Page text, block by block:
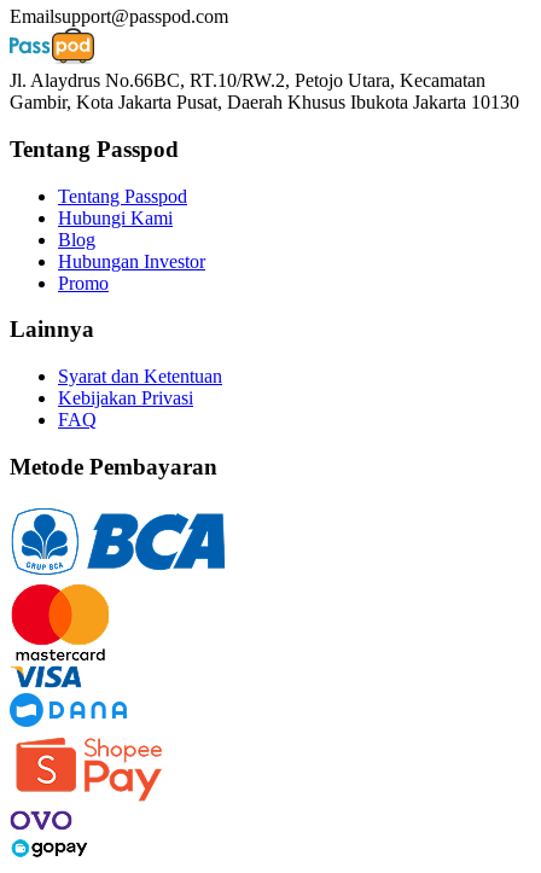
Emailsupport@passpod.com
Jl. Alaydrus No.66BC, RT.10/RW.2, Petojo Utara, Kecamatan
Gambir, Kota Jakarta Pusat, Daerah Khusus Ibukota Jakarta 10130
Tentang Passpod
Tentang Passpod
Hubungi Kami
Blog
Hubungan Investor
Promo
Lainnya
Syarat dan Ketentuan
Kebijakan Privasi
FAQ
Metode Pembayaran